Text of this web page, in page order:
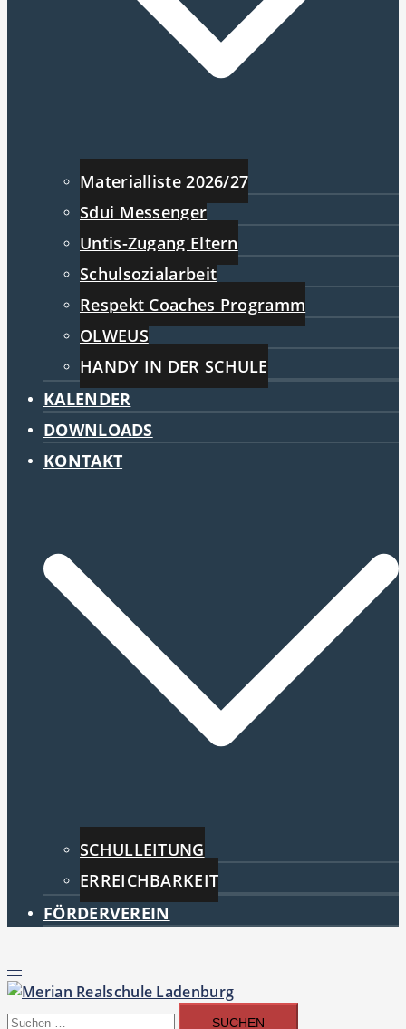
Materialliste 2026/27
Sdui Messenger
Untis-Zugang Eltern
Schulsozialarbeit
Respekt Coaches Programm
OLWEUS
HANDY IN DER SCHULE
KALENDER
DOWNLOADS
KONTAKT
SCHULLEITUNG
ERREICHBARKEIT
FÖRDERVEREIN
Menü
umschalten
Suchen